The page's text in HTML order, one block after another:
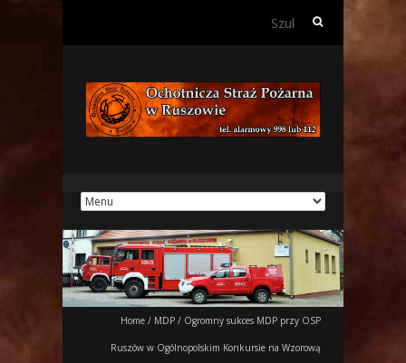
Szukaj:
Home / MDP / Ogromny sukces MDP przy OSP
Ruszów w Ogólnopolskim Konkursie na Wzorową